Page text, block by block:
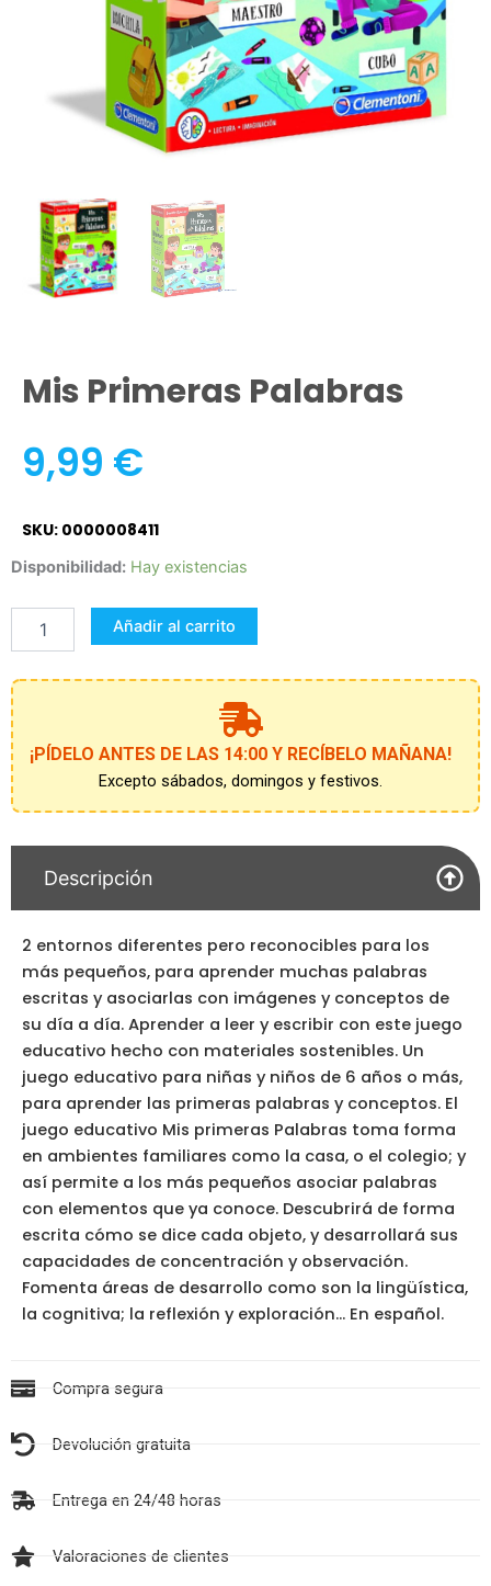
Mis Primeras Palabras
9,99 €
SKU: 0000008411
Disponibilidad: Hay existencias
Mis
Palabras
cantidad
Añadir al carrito
¡PÍDELO ANTES DE LAS 14:00 Y RECÍBELO MAÑANA!
Excepto sábados, domingos y festivos.
Descripción
2 entornos diferentes pero reconocibles para los
más pequeños, para aprender muchas palabras
escritas y asociarlas con imágenes y conceptos de
su día a día. Aprender a leer y escribir con este juego
educativo hecho con materiales sostenibles. Un
juego educativo para niñas y niños de 6 años o más,
para aprender las primeras palabras y conceptos. El
juego educativo Mis primeras Palabras toma forma
en ambientes familiares como la casa, o el colegio; y
así permite a los más pequeños asociar palabras
con elementos que ya conoce. Descubrirá de forma
escrita cómo se dice cada objeto, y desarrollará sus
capacidades de concentración y observación.
Fomenta áreas de desarrollo como son la lingüística,
la cognitiva; la reflexión y exploración… En español.
Compra segura
Devolución gratuita
Entrega en 24/48 horas
Valoraciones de clientes